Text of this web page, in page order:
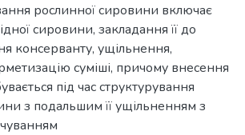
рослинної сировини включає
сировини, закладання її до
консерванту, ущільнення,
суміші, причому внесення
під час структурування
з подальшим її ущільненням з